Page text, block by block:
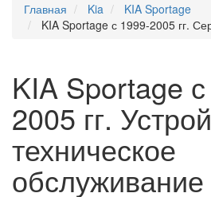
Главная
Kia
KIA Sportage
KIA Sportage с 1999-2005 гг.
KIA Sportage
2005 гг.
техническое